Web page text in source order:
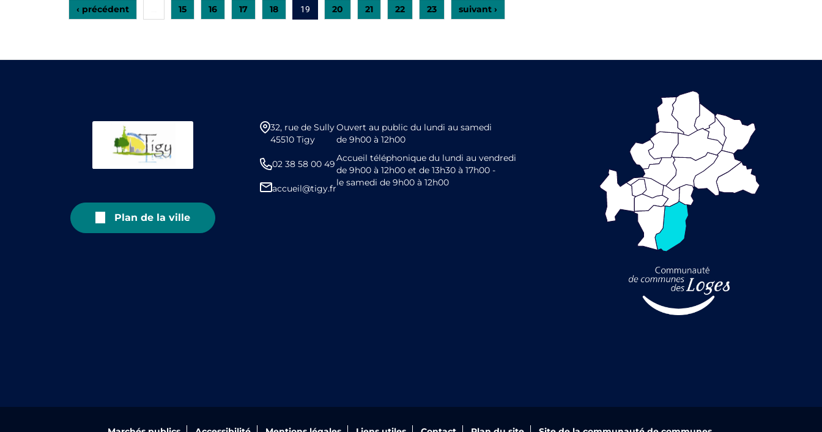
‹ précédent 15 16 17 18 19 20 21 22 23 suivant ›
Plan de la ville
32, rue de Sully
45510 Tigy
02 38 58 00 49
accueil@tigy.fr
Ouvert au public du lundi au samedi
de 9h00 à 12h00
Accueil téléphonique du lundi au vendredi
de 9h00 à 12h00 et de 13h30 à 17h00 -
le samedi de 9h00 à 12h00